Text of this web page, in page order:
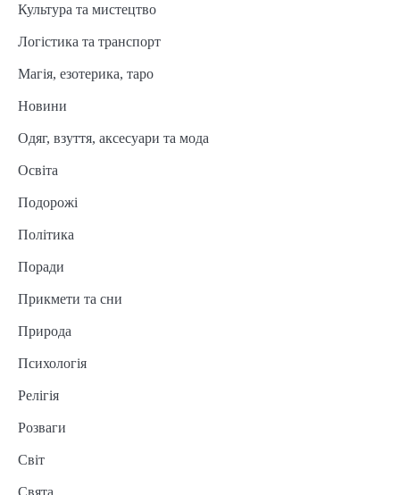
Культура та мистецтво
Логістика та транспорт
Магія, езотерика, таро
Новини
Одяг, взуття, аксесуари та мода
Освіта
Подорожі
Політика
Поради
Прикмети та сни
Природа
Психологія
Релігія
Розваги
Світ
Свята